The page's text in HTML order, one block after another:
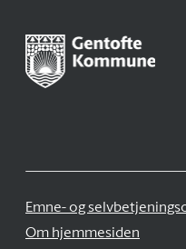
Emne- og
Om hjemmesiden